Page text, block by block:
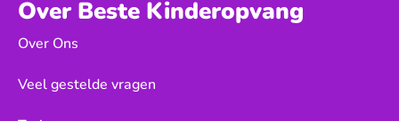
Over Beste Kinderopvang
Over Ons
Veel gestelde vragen